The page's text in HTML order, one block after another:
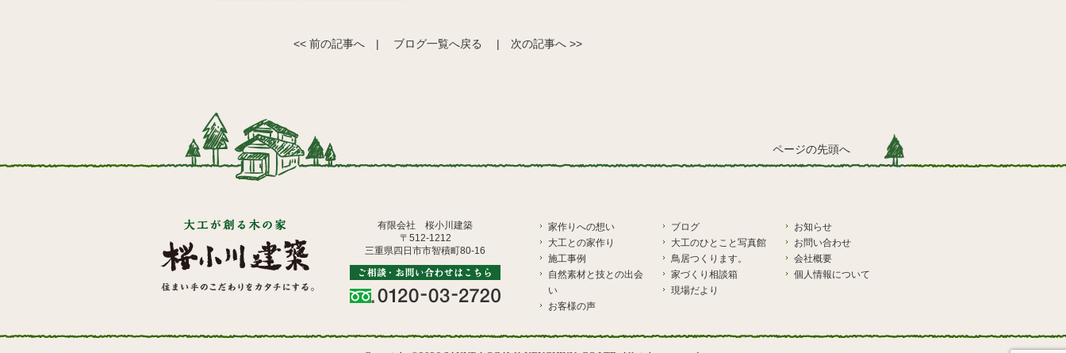
<< 前の記事へ | ブログ一覧へ戻る | 次の記事へ >>
ページの先頭へ
有限会社 桜小川建築
〒512-1212
三重県四日市市智積町80-16
家作りへの想い
大工との家作り
施工事例
自然素材と技との出会
い
お客様の声
ブログ
大工のひとこと写真館
鳥居つくります。
家づくり相談箱
現場だより
お知らせ
お問い合わせ
会社概要
個人情報について